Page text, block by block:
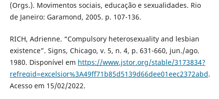
(Orgs.). Movimentos sociais, educação e sexualidades. Rio
de Janeiro: Garamond, 2005. p. 107-136.
RICH, Adrienne. “Compulsory heterosexuality and lesbian
existence”. Signs, Chicago, v. 5, n. 4, p. 631-660, jun./ago.
1980. Disponível em https://www.jstor.org/stable/3173834?
refreqid=excelsior%3A49ff71b85d5139d66dee01eec2372abd.
Acesso em 15/02/2022.